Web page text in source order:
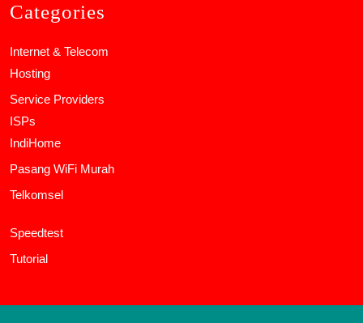
Categories
Internet & Telecom
Hosting
Service Providers
ISPs
IndiHome
Pasang WiFi Murah
Telkomsel
Speedtest
Tutorial